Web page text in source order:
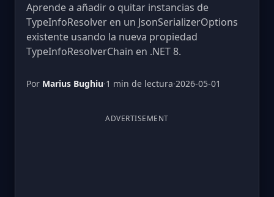
Aprende a añadir o quitar instancias de
TypeInfoResolver en un JsonSerializerOptions
existente usando la nueva propiedad
TypeInfoResolverChain en .NET 8.
Por Marius Bughiu·1 min de lectura·2026-05-01
ADVERTISEMENT